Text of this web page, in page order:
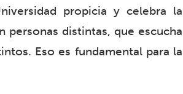
propicia y celebra la
personas distintas, que escucha
Eso es fundamental para la